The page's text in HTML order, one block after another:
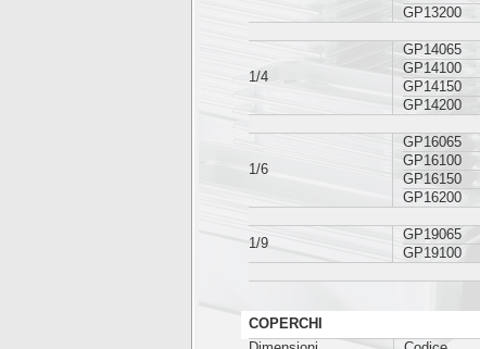
GP13200
1/4
GP14065
GP14100
GP14150
GP14200
1/6
GP16065
GP16100
GP16150
GP16200
1/9
GP19065
GP19100
COPERCHI